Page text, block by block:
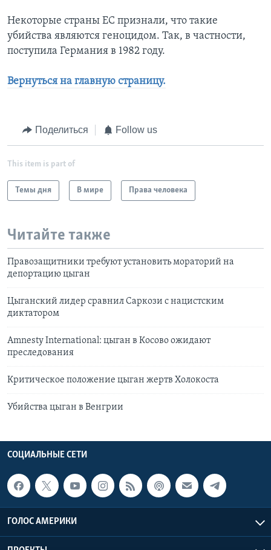
Некоторые страны ЕС признали, что такие
убийства являются геноцидом. Так, в частности,
поступила Германия в 1982 году.
Вернуться на главную страницу.
Поделиться Follow us
This item is part of
Темы дня В мире Права человека
Читайте также
Правозащитники требуют установить мораторий на
депортацию цыган
Цыганский лидер сравнил Саркози с нацистским
диктатором
Amnesty International: цыган в Косово ожидают
преследования
Критическое положение цыган жертв Холокоста
Убийства цыган в Венгрии
СОЦИАЛЬНЫЕ СЕТИ
ГОЛОС АМЕРИКИ